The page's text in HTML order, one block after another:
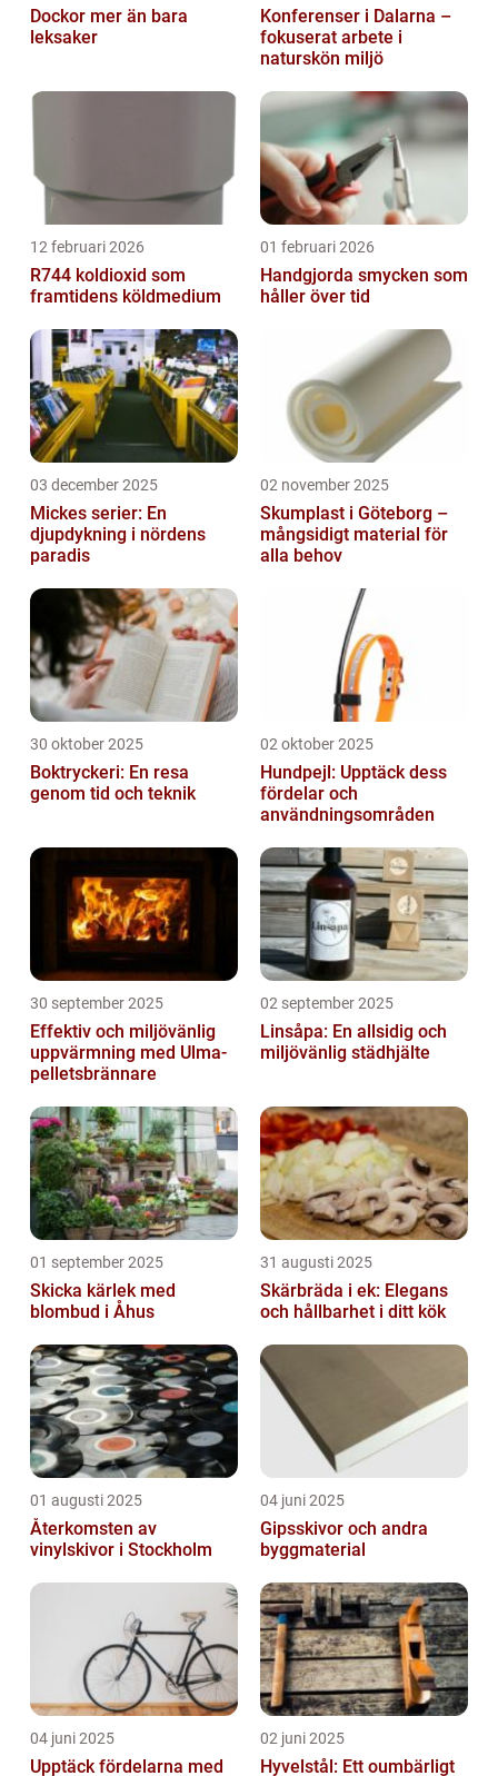
Dockor mer än bara
leksaker
Konferenser i Dalarna –
fokuserat arbete i
naturskön miljö
12 februari 2026
R744 koldioxid som
framtidens köldmedium
01 februari 2026
Handgjorda smycken som
håller över tid
03 december 2025
Mickes serier: En
djupdykning i nördens
paradis
02 november 2025
Skumplast i Göteborg –
mångsidigt material för
alla behov
30 oktober 2025
Boktryckeri: En resa
genom tid och teknik
02 oktober 2025
Hundpejl: Upptäck dess
fördelar och
användningsområden
30 september 2025
Effektiv och miljövänlig
uppvärmning med Ulma-
pelletsbrännare
02 september 2025
Linsåpa: En allsidig och
miljövänlig städhjälte
01 september 2025
Skicka kärlek med
blombud i Åhus
31 augusti 2025
Skärbräda i ek: Elegans
och hållbarhet i ditt kök
01 augusti 2025
Återkomsten av
vinylskivor i Stockholm
04 juni 2025
Gipsskivor och andra
byggmaterial
04 juni 2025
Upptäck fördelarna med
02 juni 2025
Hyvelstål: Ett oumbärligt